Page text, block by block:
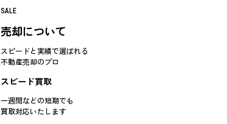
SALE
売却について
スピードと実績で選ばれる
不動産売却のプロ
スピード買取
一週間などの短期でも
買取対応いたします